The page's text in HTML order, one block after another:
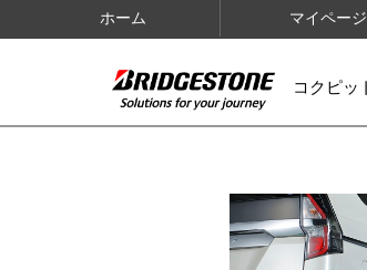
ホーム マイページ
コクピ
IMAGES